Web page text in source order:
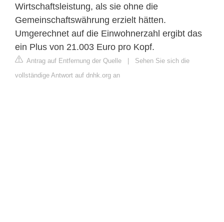
Wirtschaftsleistung, als sie ohne die
Gemeinschaftswährung erzielt hätten.
Umgerechnet auf die Einwohnerzahl ergibt das
ein Plus von 21.003 Euro pro Kopf.
Antrag auf Entfernung der Quelle | Sehen Sie sich die
vollständige Antwort auf dnhk.org an